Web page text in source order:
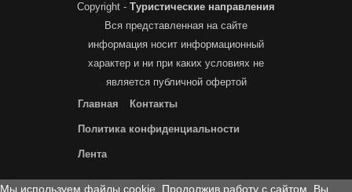
Copyright - Туристические направления
Вся представленная на сайте
информация носит информационный
характер и ни при каких условиях не
является публичной офертой
Главная
Контакты
Политика конфиденциальности
Лента
Мы используем файлы cookie. Продолжив работу с сайтом, Вы